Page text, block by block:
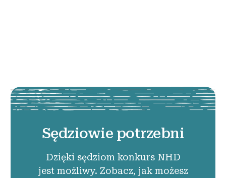
Sędziowie potrzebni
Dzięki sędziom konkurs NHD
jest możliwy. Zobacz, jak możesz